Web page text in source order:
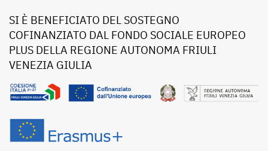
SI È BENEFICIATO DEL SOSTEGNO
COFINANZIATO DAL FONDO SOCIALE EUROPEO
PLUS DELLA REGIONE AUTONOMA FRIULI
VENEZIA GIULIA